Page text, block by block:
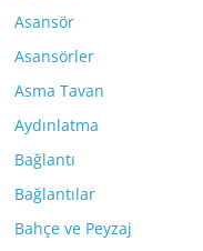
Asansör
Asansörler
Asma Tavan
Aydınlatma
Bağlantı
Bağlantılar
Bahçe ve Peyzaj